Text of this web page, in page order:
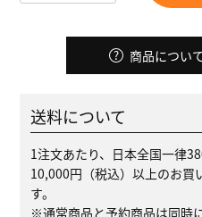
商品につい
送料について
1注文あたり、日本全国一律
10,000円（税込）以上のお買
す。
※通常商品と予約商品は同時